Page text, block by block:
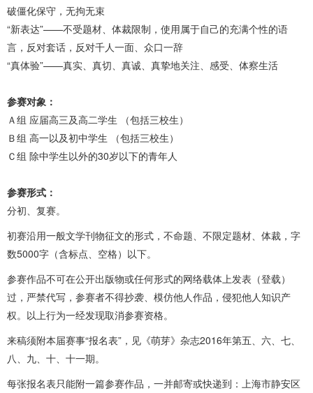
破僵化保守，无拘无束
“新表达”——不受题材、体裁限制，使用属于自己的充满个性的语
言，反对套话，反对千人一面、众口一辞
“真体验”——真实、真切、真诚、真挚地关注、感受、体察生活
参赛对象：
Ａ组 应届高三及高二学生 （包括三校生）
Ｂ组 高一以及初中学生 （包括三校生）
Ｃ组 除中学生以外的30岁以下的青年人
参赛形式：
分初、复赛。
初赛沿用一般文学刊物征文的形式，不命题、不限定题材、体裁，字
数5000字（含标点、空格）以下。
参赛作品不可在公开出版物或任何形式的网络载体上发表（登载）
过，严禁代写，参赛者不得抄袭、模仿他人作品，侵犯他人知识产
权。以上行为一经发现取消参赛资格。
来稿须附本届赛事“报名表”，见《萌芽》杂志2016年第五、六、七、
八、九、十、十一期。
每张报名表只能附一篇参赛作品，一并邮寄或快递到：上海市静安区